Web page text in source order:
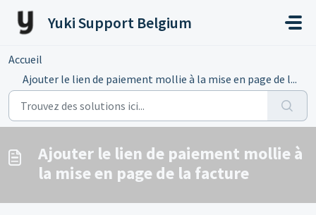
Yuki Support Belgium
Accueil
Ajouter le lien de paiement mollie à la mise en page de l...
Ajouter le lien de paiement mollie à
la mise en page de la facture